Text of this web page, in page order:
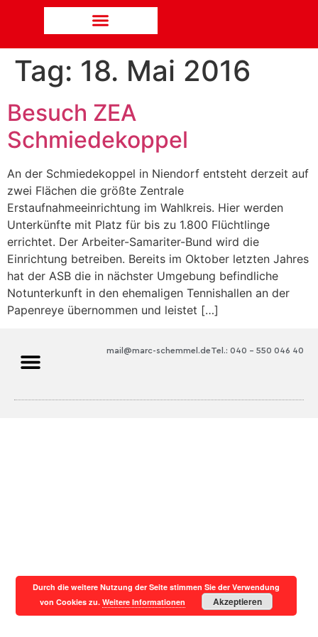
Tag: 18. Mai 2016
Besuch ZEA
Schmiedekoppel
An der Schmiedekoppel in Niendorf entsteht derzeit auf
zwei Flächen die größte Zentrale
Erstaufnahmeeinrichtung im Wahlkreis. Hier werden
Unterkünfte mit Platz für bis zu 1.800 Flüchtlinge
errichtet. Der Arbeiter-Samariter-Bund wird die
Einrichtung betreiben. Bereits im Oktober letzten Jahres
hat der ASB die in nächster Umgebung befindliche
Notunterkunft in den ehemaligen Tennishallen an der
Papenreye übernommen und leistet […]
Tel.: 040 – 550 046 40
mail@marc-schemmel.de
Durch die weitere Nutzung der Seite stimmen Sie der Verwendung
von Cookies zu.Weitere Informationen Akzeptieren